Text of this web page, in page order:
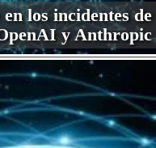
los incidentes de
y Anthropic